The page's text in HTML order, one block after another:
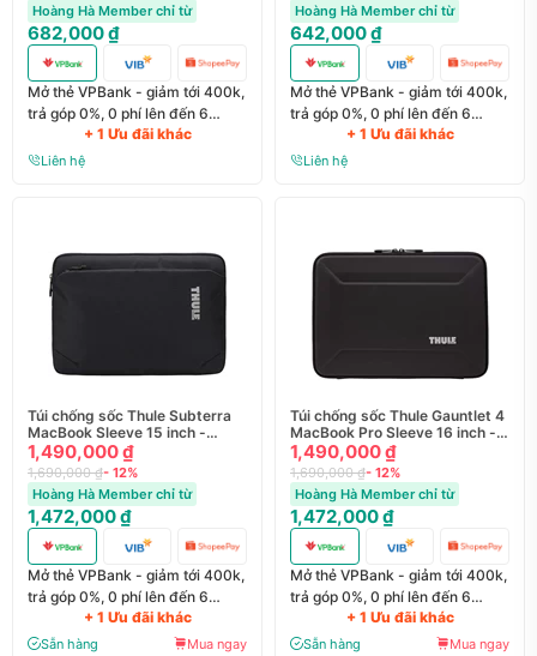
Hoàng Hà Member chỉ từ
682,000 ₫
Mở thẻ VPBank - giảm tới 400k,
trả góp 0%, 0 phí lên đến 6
+ 1 Ưu đãi khác
Liên hệ
Hoàng Hà Member chỉ từ
642,000 ₫
Mở thẻ VPBank - giảm tới 400k,
trả góp 0%, 0 phí lên đến 6
+ 1 Ưu đãi khác
Liên hệ
Túi chống sốc Thule Subterra
MacBook Sleeve 15 inch -
TSS315B
1,490,000 ₫
1,690,000 ₫- 12%
Hoàng Hà Member chỉ từ
1,472,000 ₫
Mở thẻ VPBank - giảm tới 400k,
trả góp 0%, 0 phí lên đến 6
+ 1 Ưu đãi khác
Sẵn hàng Mua ngay
Túi chống sốc Thule Gauntlet 4
MacBook Pro Sleeve 16 inch -
TGSE2357
1,490,000 ₫
1,690,000 ₫- 12%
Hoàng Hà Member chỉ từ
1,472,000 ₫
Mở thẻ VPBank - giảm tới 400k,
trả góp 0%, 0 phí lên đến 6
+ 1 Ưu đãi khác
Sẵn hàng Mua ngay